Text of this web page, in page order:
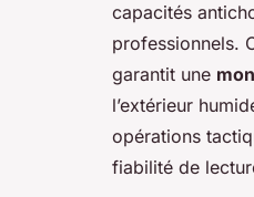
capacités
professionnels.
garantit une
l’extérieur
opérations
fiabilité de